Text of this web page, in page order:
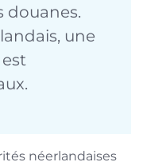
douanes.
une
néerlandaises